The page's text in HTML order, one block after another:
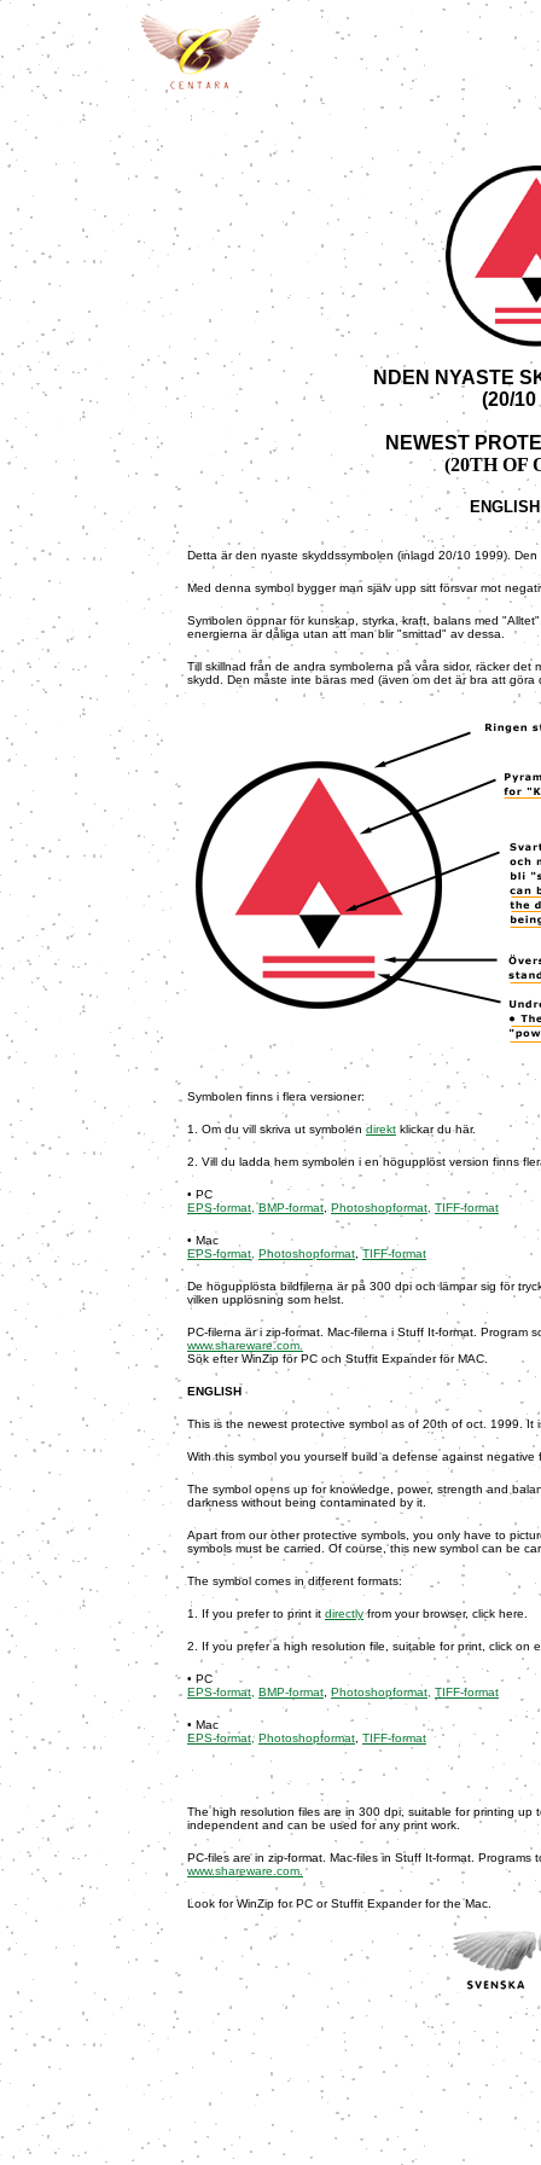
NDEN NYASTE
(20/10
NEWEST
(20TH OF
Detta är den nyaste skyddssymbolen (inlagd 20/10 1999).
Med denna symbol bygger man själv upp sitt försvar mot
Symbolen öppnar för kunskap, styrka, kraft, balans med
energierna är dåliga utan att man blir "smittad" av dessa.
Till skillnad från de andra symbolerna på våra sidor, räcker
skydd. Den måste inte bäras med (även om det är bra att göra
Symbolen finns i flera versioner:
1. Om du vill skriva ut symbolen direkt klickar du här.
2. Vill du ladda hem symbolen i en högupplöst version finns
• PC
EPS-format, BMP-format Photoshopformat, TIFF-format
• Mac
EPS-format, Photoshopformat ,TIFF-format
De högupplösta bildfilerna är på 300 dpi och lämpar sig för
vilken upplösning som helst.
PC-filerna är i zip-format. Mac-filerna i Stuff It-format. Program
www.shareware.com.
Sök efter WinZip för PC och Stuffit Expander för MAC.
ENGLISH
This is the newest protective symbol as of 20th of oct. 1999.
With this symbol you yourself build a defense against
The symbol opens up for knowledge, power, strength and
darkness without being contaminated by it.
Apart from our other protective symbols, you only have to
symbols must be carried. Of course, this new symbol can be
The symbol comes in different formats:
1. If you prefer to print it directlyfrom your browser, click here.
2. If you prefer a high resolution file, suitable for print, click on
• PC
EPS-format, BMP-format Photoshopformat, TIFF-format
• Mac
EPS-format, Photoshopformat TIFF-format
The high resolution files are in 300 dpi, suitable for printing up
independent and can be used for any print work.
PC-files are in zip-format. Mac-files in Stuff It-format.
www.shareware.com.
Look for WinZip for PC or Stuffit Expander for the Mac.